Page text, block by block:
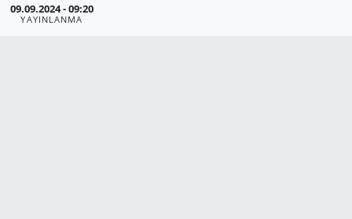
09.09.2024 - 09:20
YAYINLANMA
Muğla